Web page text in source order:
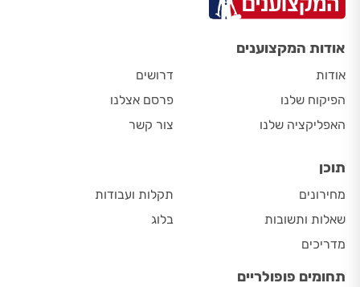
אודות המקצוענים
אודות
הפיקוח שלנו
האפליקציה שלנו
דרושים
פרסם אצלנו
צור קשר
תוכן
מחירונים
שאלות ותשובות
מדריכים
תקלות ועבודות
בלוג
תחומים פופולריים